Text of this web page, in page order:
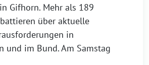
Gifhorn. Mehr als 189
über aktuelle
in
und im Bund. Am Samstag